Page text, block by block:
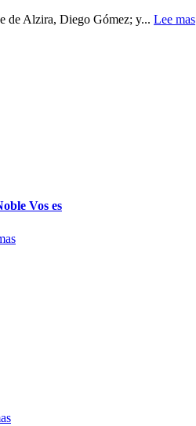
de Alzira, Diego Gómez; y... Lee mas
Vos es